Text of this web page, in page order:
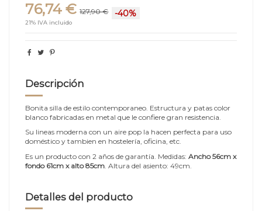
76,74 € 127,90 € -40%
21% IVA incluido
Descripción
Bonita silla de estilo contemporaneo. Estructura y patas color
blanco fabricadas en metal que le confiere gran resistencia.
Su lineas moderna con un aire pop la hacen perfecta para uso
doméstico y tambien en hostelería, oficina, etc.
Es un producto con 2 años de garantía. Medidas: Ancho 56cm x
fondo 61cm x alto 85cm . Altura del asiento: 49cm.
Detalles del producto